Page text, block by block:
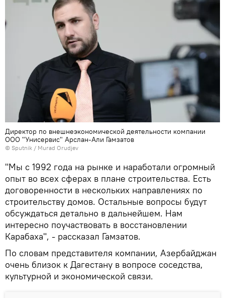
Директор по внешнеэкономической деятельности компании
ООО "Унисервис" Арслан-Али Гамзатов
© Sputnik / Murad Orudjev
"Мы с 1992 года на рынке и наработали огромный
опыт во всех сферах в плане строительства. Есть
договоренности в нескольких направлениях по
строительству домов. Остальные вопросы будут
обсуждаться детально в дальнейшем. Нам
интересно поучаствовать в восстановлении
Карабаха", - рассказал Гамзатов.
По словам представителя компании, Азербайджан
очень близок к Дагестану в вопросе соседства,
культурной и экономической связи.